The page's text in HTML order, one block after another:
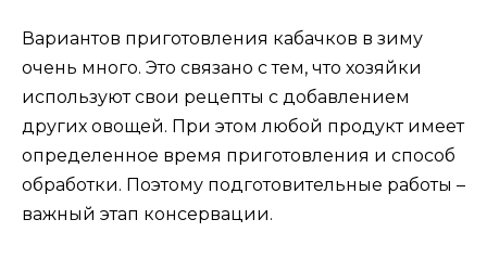
Вариантов приготовления кабачков в зиму
очень много. Это связано с тем, что хозяйки
используют свои рецепты с добавлением
других овощей. При этом любой продукт имеет
определенное время приготовления и способ
обработки. Поэтому подготовительные работы –
важный этап консервации.